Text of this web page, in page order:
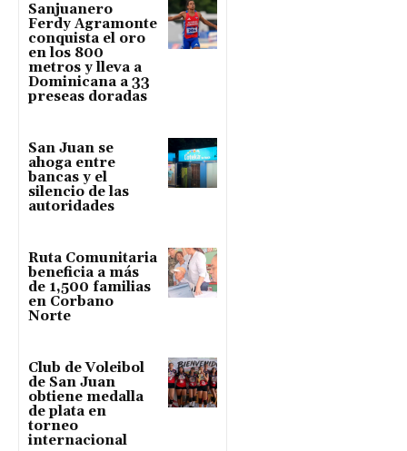
Sanjuanero
Ferdy Agramonte
conquista el oro
en los 800
metros y lleva a
Dominicana a 33
preseas doradas
San Juan se
ahoga entre
bancas y el
silencio de las
autoridades
Ruta Comunitaria
beneficia a más
de 1,500 familias
en Corbano
Norte
Club de Voleibol
de San Juan
obtiene medalla
de plata en
torneo
internacional